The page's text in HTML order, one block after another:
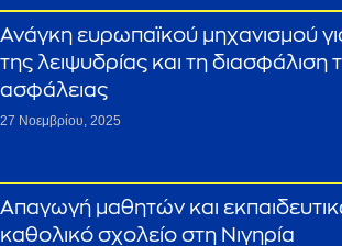
Ανάγκη ευρωπαϊκού μηχανισμού
της λειψυδρίας και τη διασφάλιση
ασφάλειας
27 Νοεμβρίου, 2025
Απαγωγή μαθητών και
καθολικό σχολείο στη Νιγηρία